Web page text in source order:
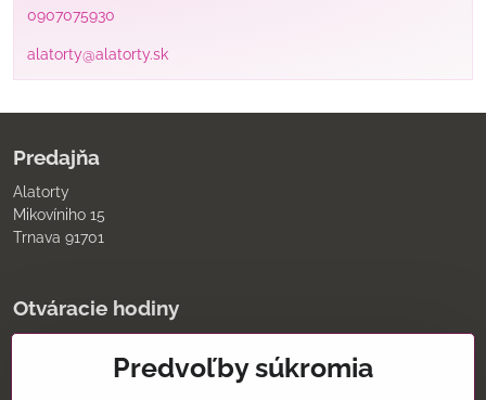
0907075930
alatorty@alatorty.sk
Predajňa
Alatorty
Mikovíniho 15
Trnava 91701
Otváracie hodiny
9:00 - 11:30 12:00 - 18:00Predvoľby súkromia